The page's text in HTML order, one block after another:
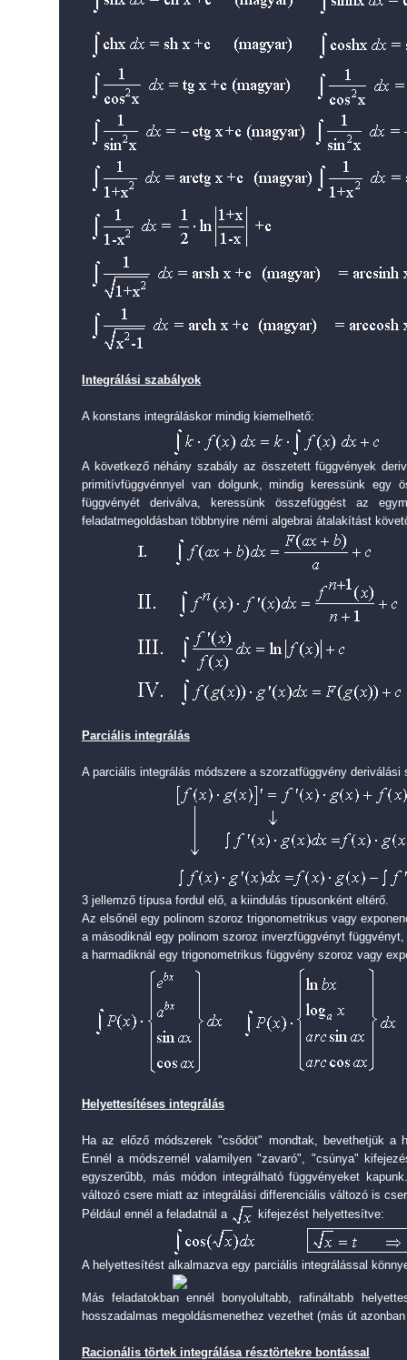
Integrálási szabályok
A konstans integráláskor mindig kiemelhető:
A következő néhány szabály az összetett függvények
primitívfüggvénnyel van dolgunk, mindig keressünk egy
függvényét deriválva, keressünk összefüggést az
feladatmegoldásban többnyire némi algebrai átalakítást
Parciális integrálás
A parciális integrálás módszere a szorzatfüggvény deriválási
3 jellemző típusa fordul elő, a kiindulás típusonként eltérő.
Az elsőnél egy polinom szoroz trigonometrikus vagy
a másodiknál egy polinom szoroz inverzfüggvényt függvényt,
a harmadiknál egy trigonometrikus függvény szoroz vagy
Helyettesítéses integrálás
Ha az előző módszerek "csődöt" mondtak, bevethetjük a
Ennél a módszernél valamilyen "zavaró", "csúnya"
egyszerűbb, más módon integrálható függvényeket
változó csere miatt az integrálási differenciális változó is
Például ennél a feladatnál a
kifejezést helyettesítve:
A helyettesítést alkalmazva egy parciális integrálással
Más feladatokban ennél bonyolultabb, rafináltabb
hosszadalmas megoldásmenethez vezethet (más út
Racionális törtek integrálása résztörtekre bontással